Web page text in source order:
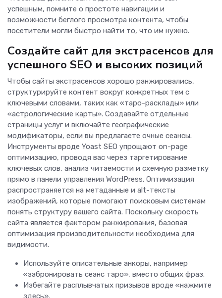
успешным, помните о простоте навигации и
возможности беглого просмотра контента, чтобы
посетители могли быстро найти то, что им нужно.
Создайте сайт для экстрасенсов для
успешного SEO и высоких позиций
Чтобы сайты экстрасенсов хорошо ранжировались,
структурируйте контент вокруг конкретных тем с
ключевыми словами, таких как «таро-расклады» или
«астрологические карты». Создавайте отдельные
страницы услуг и включайте географические
модификаторы, если вы предлагаете очные сеансы.
Инструменты вроде Yoast SEO упрощают on-page
оптимизацию, проводя вас через таргетирование
ключевых слов, анализ читаемости и схемную разметку
прямо в панели управления WordPress. Оптимизация
распространяется на метаданные и alt-тексты
изображений, которые помогают поисковым системам
понять структуру вашего сайта. Поскольку скорость
сайта является фактором ранжирования, базовая
оптимизация производительности необходима для
видимости.
Используйте описательные анкоры, например
«забронировать сеанс таро», вместо общих фраз.
Избегайте расплывчатых призывов вроде «нажмите